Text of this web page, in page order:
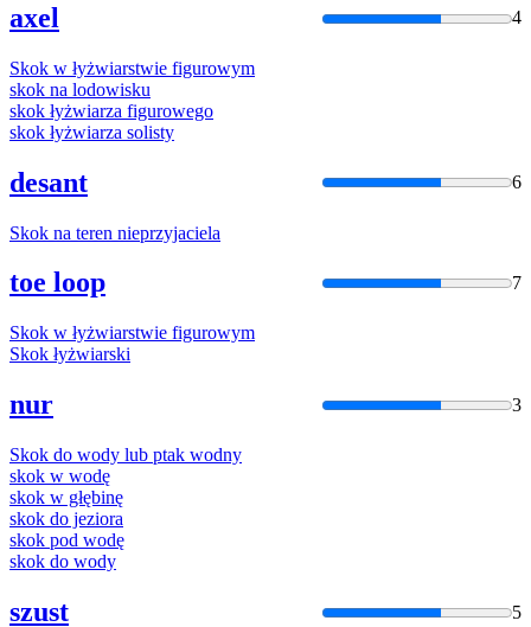
axel 4
Skok w łyżwiarstwie figurowym
skok na lodowisku
skok łyżwiarza figurowego
skok łyżwiarza solisty
desant 6
Skok na teren nieprzyjaciela
toe loop 7
Skok w łyżwiarstwie figurowym
Skok łyżwiarski
nur 3
Skok do wody lub ptak wodny
skok w wodę
skok w głębinę
skok do jeziora
skok pod wodę
skok do wody
szust 5